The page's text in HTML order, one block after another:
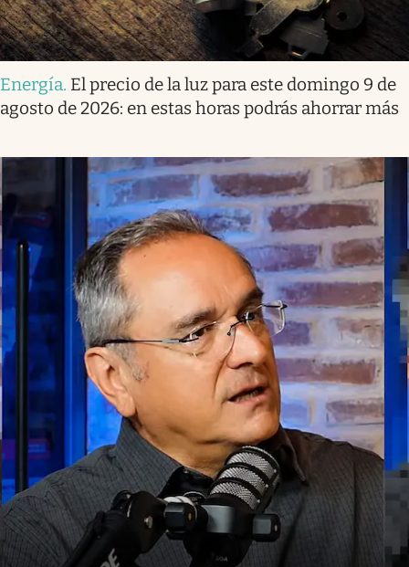
Energía. El precio de la luz para este domingo 9 de
agosto de 2026: en estas horas podrás ahorrar más